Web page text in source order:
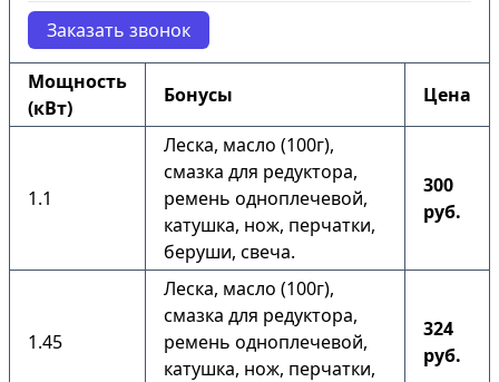
Заказать звонок
Мощность
(кВт)
Бонусы Цена
1.1
Леска, масло (100г),
смазка для редуктора,
ремень одноплечевой,
катушка, нож, перчатки,
беруши, свеча.
300
руб.
1.45
Леска, масло (100г),
смазка для редуктора,
ремень одноплечевой,
катушка, нож, перчатки,
324
руб.